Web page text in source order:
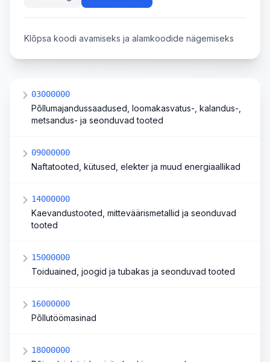
Klõpsa koodi avamiseks ja alamkoodide nägemiseks
03000000
Põllumajandussaadused, loomakasvatus-, kalandus-,
metsandus- ja seonduvad tooted
09000000
Naftatooted, kütused, elekter ja muud energiaallikad
14000000
Kaevandustooted, mitteväärismetallid ja seonduvad
tooted
15000000
Toiduained, joogid ja tubakas ja seonduvad tooted
16000000
Põllutöömasinad
18000000